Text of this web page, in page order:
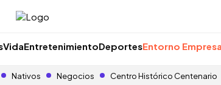
VidaEntretenimientoDeportesEntorno
Nativos Negocios Centro Histórico Centenario